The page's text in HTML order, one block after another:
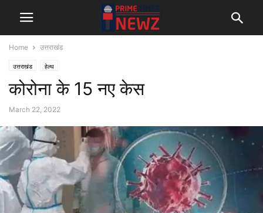
Home उत्तराखंड
उत्तराखंड हेल्थ
कोरोना के 15 नए केस
March 22, 2022